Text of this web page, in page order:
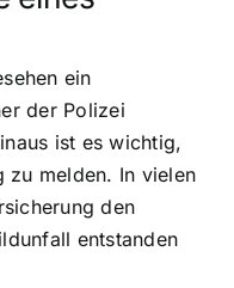
ein
der Polizei
ist es wichtig,
zu melden. In vielen
den
entstanden